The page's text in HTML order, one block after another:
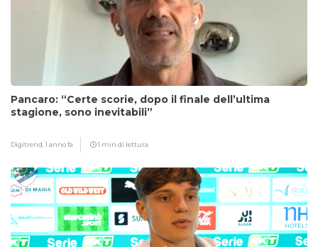
Pancaro: “Certe scorie, dopo il finale dell’ultima
stagione, sono inevitabili”
Digitrend,1 anno fa 1 min di lettura